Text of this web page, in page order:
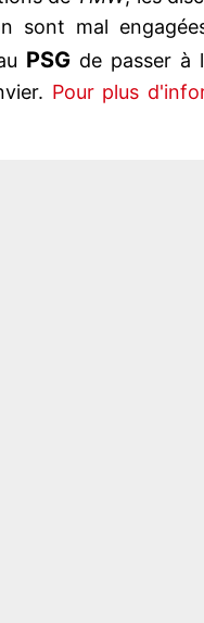
sont mal
PSG de passer à
Pour plus